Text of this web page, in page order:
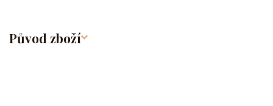
Původ zboží